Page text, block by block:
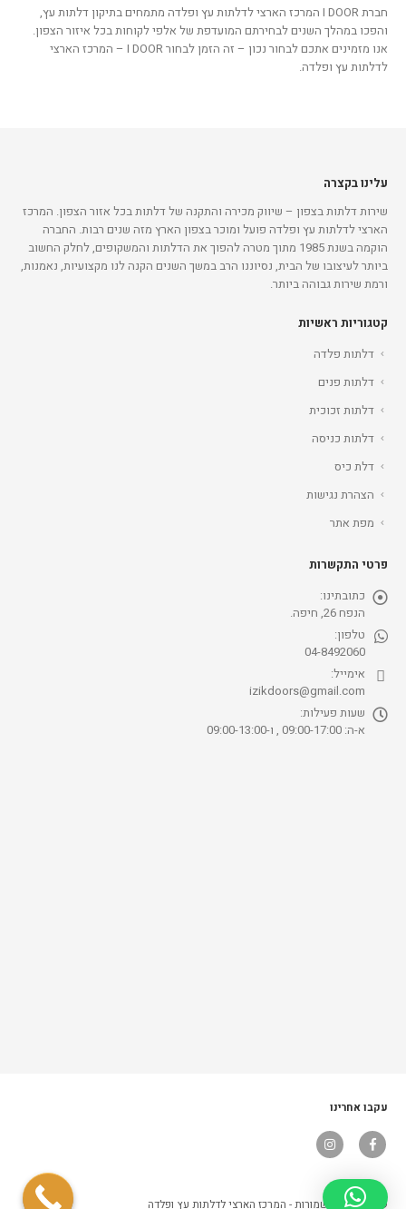
חברת I DOOR המרכז הארצי לדלתות עץ ופלדה מתמחים בתיקון דלתות עץ,
והפכו במהלך השנים לבחירתם המועדפת של אלפי לקוחות בכל איזור הצפון.
אנו מזמינים אתכם לבחור נכון – זה הזמן לבחור I DOOR – המרכז הארצי
לדלתות עץ ופלדה.
עלינו בקצרה
שירות דלתות בצפון – שיווק מכירה והתקנה של דלתות בכל אזור הצפון. המרכז
הארצי לדלתות עץ ופלדה פועל ומוכר בצפון הארץ מזה שנים רבות. החברה
הוקמה בשנת 1985 מתוך מטרה להפוך את הדלתות והמשקופים, לחלק החשוב
ביותר לעיצובו של הבית, נסיוננו הרב במשך השנים הקנה לנו מקצועיות, נאמנות,
ורמת שירות גבוהה ביותר.
קטגוריות ראשיות
דלתות פלדה
דלתות פנים
דלתות זכוכית
דלתות כניסה
דלת כיס
הצהרת נגישות
מפת אתר
פרטי התקשרות
כתובתינו:
הנפח 26, חיפה.
טלפון:
04-8492060
אימייל:
izikdoors@gmail.com
שעות פעילות:
א-ה: 09:00-17:00 , ו-09:00-13:00
עקבו אחרינו
© כל הזכויות שמורות - המרכז הארצי לדלתות עץ ופלדה